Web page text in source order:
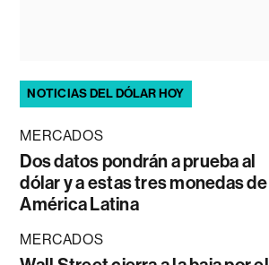
NOTICIAS DEL DÓLAR HOY
MERCADOS
Dos datos pondrán a prueba al
dólar y a estas tres monedas de
América Latina
MERCADOS